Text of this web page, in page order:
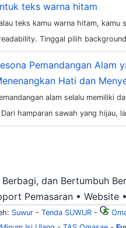
teks warna hitam
teks kamu warna hitam, kamu
Tinggal pilih
Pemandangan Alam
Hati dan
alam selalu memiliki
hamparan sawah yang hijau,
Berbagi, dan Bertumbuh
Pemasaran • Website
Suwur - Tenda SUWUR -